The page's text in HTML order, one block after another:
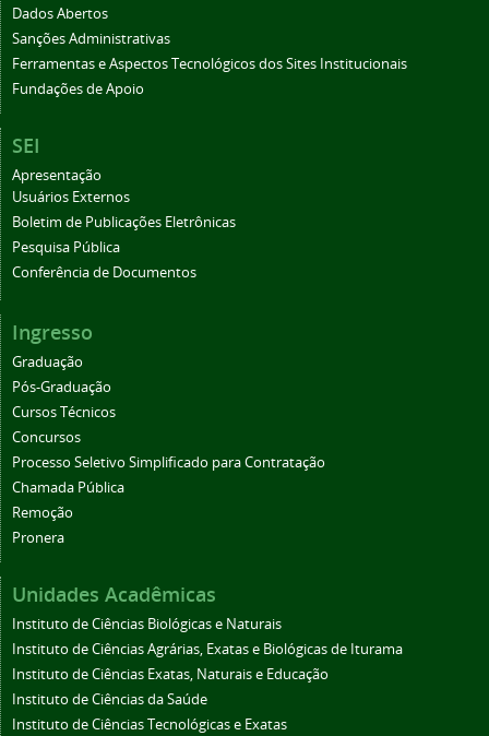
Dados Abertos
Sanções Administrativas
Ferramentas e Aspectos Tecnológicos dos Sites Institucionais
Fundações de Apoio
SEI
Apresentação
Usuários Externos
Boletim de Publicações Eletrônicas
Pesquisa Pública
Conferência de Documentos
Ingresso
Graduação
Pós-Graduação
Cursos Técnicos
Concursos
Processo Seletivo Simplificado para Contratação
Chamada Pública
Remoção
Pronera
Unidades Acadêmicas
Instituto de Ciências Biológicas e Naturais
Instituto de Ciências Agrárias, Exatas e Biológicas de Iturama
Instituto de Ciências Exatas, Naturais e Educação
Instituto de Ciências da Saúde
Instituto de Ciências Tecnológicas e Exatas